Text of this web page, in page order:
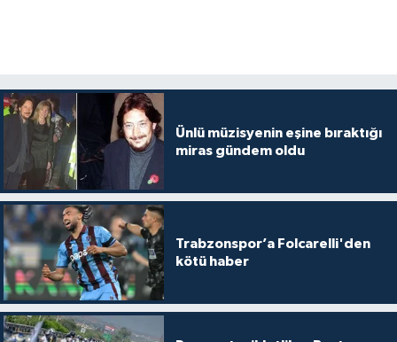
Ünlü müzisyenin eşine bıraktığı
miras gündem oldu
Trabzonspor’a Folcarelli'den
kötü haber